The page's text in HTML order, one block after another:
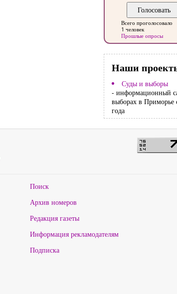
Всего проголосовало
1 человек
Прошлые опросы
Наши
Суды и выборы
- информационный
выборах в Приморье
года
Поиск
Архив номеров
Редакция газеты
Информация рекламодателям
Подписка